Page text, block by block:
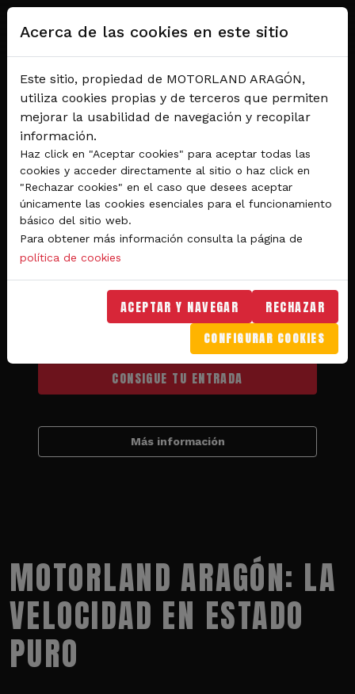
Pasar al contenido principal
Del 28 al 30 de agosto 2026
Circuito de velocidad
GRAN PREMIO
MICHELIN® DE ARAGÓN
DE MOTOGP™ 2026
CONSIGUE TU ENTRADA
Más información
MOTORLAND ARAGÓN: LA
VELOCIDAD EN ESTADO
PURO
Acerca de las cookies en este sitio
Este sitio, propiedad de MOTORLAND ARAGÓN,
utiliza cookies propias y de terceros que permiten
mejorar la usabilidad de navegación y recopilar
información.
Haz click en "Aceptar cookies" para aceptar todas las
cookies y acceder directamente al sitio o haz click en
"Rechazar cookies" en el caso que desees aceptar
únicamente las cookies esenciales para el funcionamiento
básico del sitio web.
Para obtener más información consulta la página de
política de cookies
ACEPTAR Y NAVEGAR RECHAZAR
CONFIGURAR COOKIES